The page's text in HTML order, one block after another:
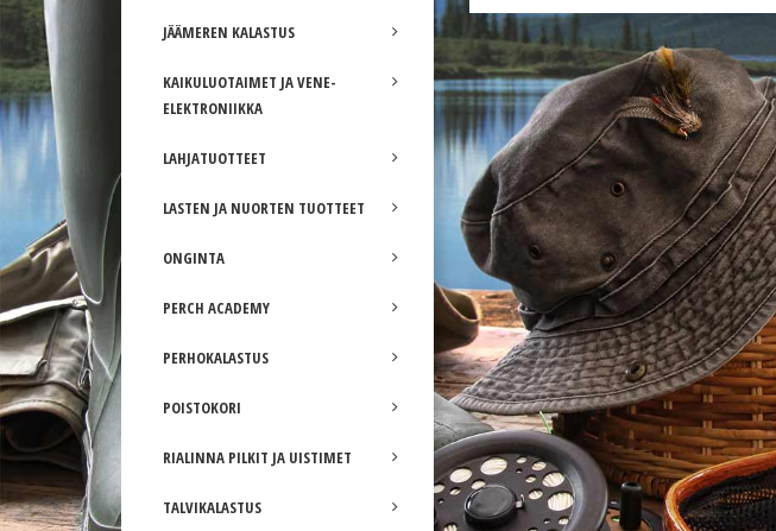
JÄÄMEREN KALASTUS
KAIKULUOTAIMET JA VENE-
ELEKTRONIIKKA
LAHJATUOTTEET
LASTEN JA NUORTEN TUOTTEET
ONGINTA
PERCH ACADEMY
PERHOKALASTUS
POISTOKORI
RIALINNA PILKIT JA UISTIMET
TALVIKALASTUS